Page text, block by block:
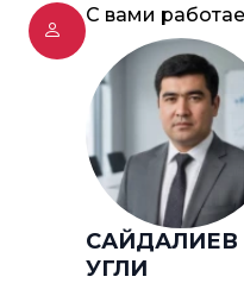
С вами
УГЛИ